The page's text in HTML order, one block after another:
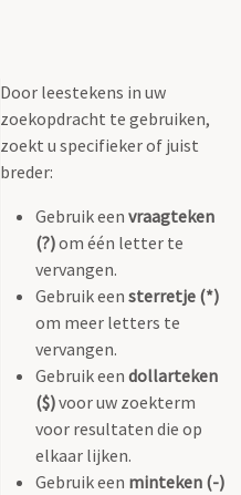
Door leestekens in uw
zoekopdracht te gebruiken,
zoekt u specifieker of juist
breder:
Gebruik een vraagteken
(?)om één letter te
vervangen.
Gebruik een sterretje (*)
om meer letters te
vervangen.
Gebruik een dollarteken
($)voor uw zoekterm
voor resultaten die op
elkaar lijken.
Gebruik een minteken (-)